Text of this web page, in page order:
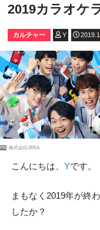
2019カラオケ
カルチャー Y
PR 株式会社JERA
こんにちは、 Yです。
まもなく2019年が終
したか？